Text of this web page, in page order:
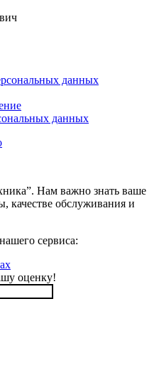
данных
данных
Нам важно знать ваше
качестве обслуживания и
сервиса:
оценку!